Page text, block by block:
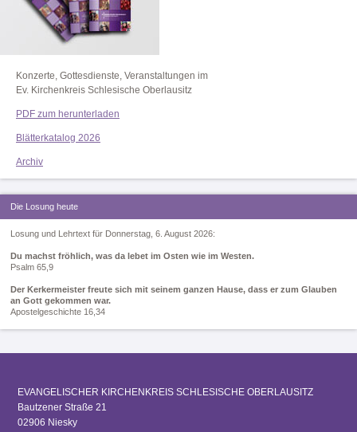
Konzerte, Gottesdienste, Veranstaltungen im
Ev. Kirchenkreis Schlesische Oberlausitz
PDF zum herunterladen
Blätterkatalog 2026
Archiv
Die Losung heute
Losung und Lehrtext für Donnerstag, 6. August 2026:
Du machst fröhlich, was da lebet im Osten wie im Westen.
Psalm 65,9
Der Kerkermeister freute sich mit seinem ganzen Hause, dass er zum Glauben
an Gott gekommen war.
Apostelgeschichte 16,34
EVANGELISCHER KIRCHENKREIS SCHLESISCHE OBERLAUSITZ
Bautzener Straße 21
02906 Niesky